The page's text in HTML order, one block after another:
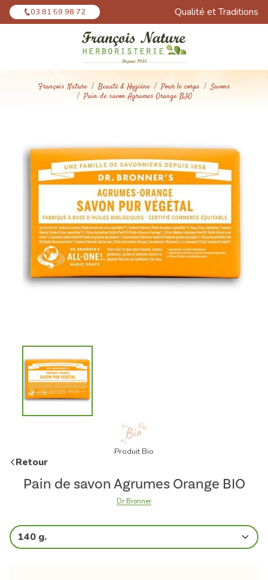
03 81 59 98 72 Qualité et Traditions
François Nature Beauté & Hygiène Pour le corps
Savons
Pain de savon Agrumes Orange BIO
Produit Bio
Retour
Pain de savon Agrumes Orange BIO
Dr Bronner
140 g.
Panneau de gestion des cookies